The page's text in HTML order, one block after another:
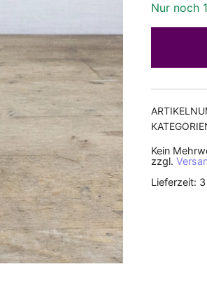
Nur noch
Kein
zzgl.
Lieferzeit: